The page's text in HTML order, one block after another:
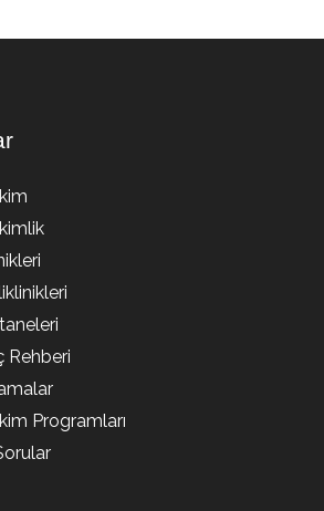
Rehberi
Programları